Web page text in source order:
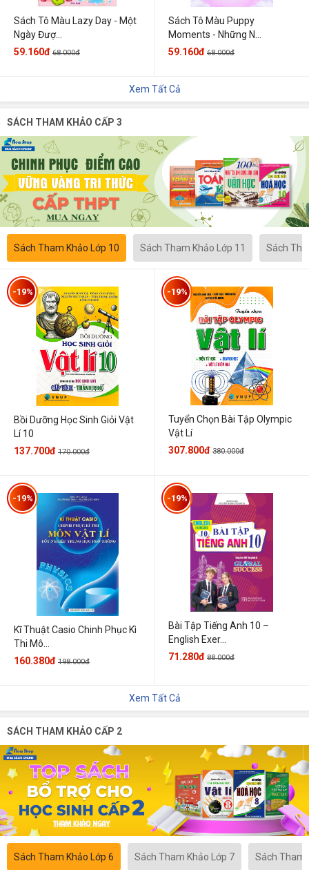
Sách Tô Màu Lazy Day - Một
Ngày Đượ...
59.160đ 68.000đ
Sách Tô Màu Puppy
Moments - Những N...
59.160đ 68.000đ
Xem Tất Cả
SÁCH THAM KHẢO CẤP 3
Sách Tham Khảo Lớp 10 Sách Tham Khảo Lớp 11 Sách
Bồi Dưỡng Học Sinh Giỏi Vật
Lí 10
-19%
137.700đ 170.000đ
Tuyển Chọn Bài Tập Olympic
Vật Lí
-19%
307.800đ 380.000đ
Kĩ Thuật Casio Chinh Phục Kì
Thi Mô...
-19%
160.380đ 198.000đ
Bài Tập Tiếng Anh 10 –
English Exer...
-19%
71.280đ 88.000đ
Xem Tất Cả
SÁCH THAM KHẢO CẤP 2
Sách Tham Khảo Lớp 6 Sách Tham Khảo Lớp 7 Sách Tham